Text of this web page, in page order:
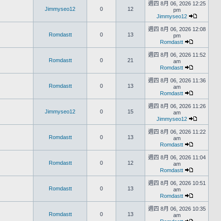
Jimmyseo12 0 12
週四 8月 06, 2026 12:25
pm
Jimmyseo12
Romdastt 0 13
週四 8月 06, 2026 12:08
pm
Romdastt
Romdastt 0 21
週四 8月 06, 2026 11:52
am
Romdastt
Romdastt 0 13
週四 8月 06, 2026 11:36
am
Romdastt
Jimmyseo12 0 15
週四 8月 06, 2026 11:26
am
Jimmyseo12
Romdastt 0 13
週四 8月 06, 2026 11:22
am
Romdastt
Romdastt 0 12
週四 8月 06, 2026 11:04
am
Romdastt
Romdastt 0 13
週四 8月 06, 2026 10:51
am
Romdastt
Romdastt 0 13
週四 8月 06, 2026 10:35
am